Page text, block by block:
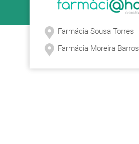
Farmácia Sousa Torres
Farmácia Moreira Barros